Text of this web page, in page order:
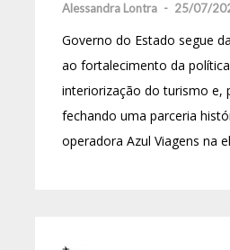
Alessandra Lontra - 25/07/
Governo do Estado segue
ao fortalecimento da
interiorização do turismo e,
fechando uma parceria
operadora Azul Viagens na